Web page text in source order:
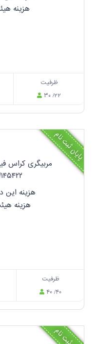
هزینه هیئت:
ظرفیت
۳۰ /۲۲
پایان ثبت نام
مربیگری کراس
هزینه این دوره:
هزینه هیئت:
ظرفیت
۴۰ /۴۰